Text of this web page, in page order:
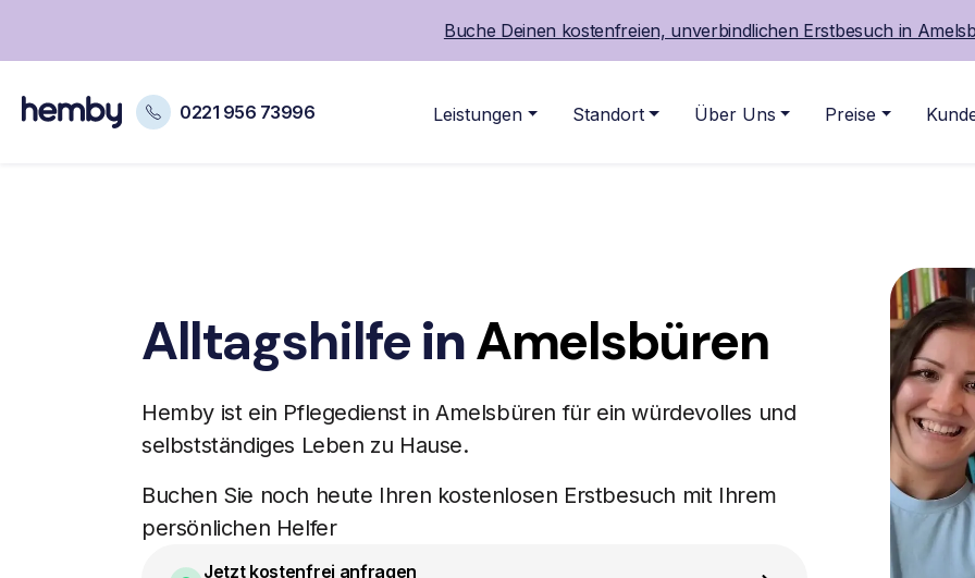
Buche Deinen kostenfreien, unverbindlichen Erstbesuch in
0221 956 73996 Leistungen Standort Über Uns Preise
AlltagshilfeinAmelsbüren
Hemby ist ein Pflegedienstin Amelsbüren für ein würdevolles und
selbstständiges Leben zu Hause.
Buchen Sie noch heute Ihren kostenlosen Erstbesuch mit Ihrem
persönlichen Helfer
Jetzt kostenfrei anfragen